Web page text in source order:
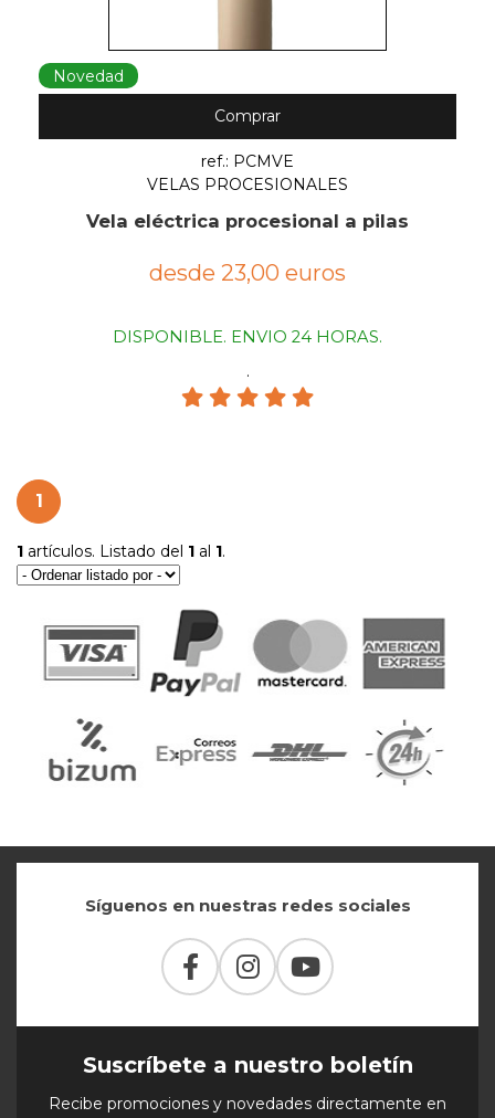
Novedad
Comprar
ref.: PCMVE
VELAS PROCESIONALES
Vela eléctrica procesional a pilas
desde 23,00 euros
DISPONIBLE. ENVIO 24 HORAS.
.
1
1 artículos. Listado del 1 al 1.
Síguenos en nuestras redes sociales
Suscríbete a nuestro boletín
Recibe promociones y novedades directamente en